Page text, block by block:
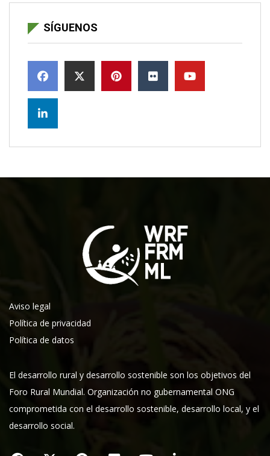
SÍGUENOS
Aviso legal
Política de privacidad
Política de datos
El desarrollo rural y desarrollo sostenible son los objetivos del
Foro Rural Mundial. Organización no gubernamental ONG
comprometida con el desarrollo sostenible, desarrollo local, y el
desarrollo social.